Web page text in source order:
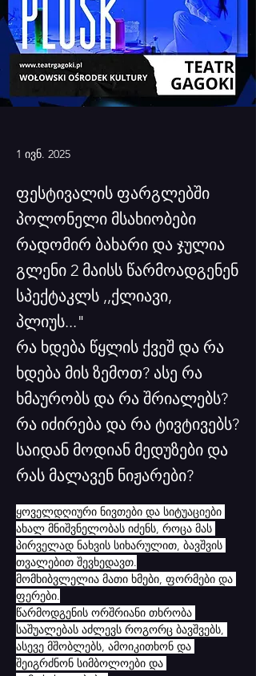
1 ივნ. 2025
ფესტივალის ფარგლებში
პოლონელი მსახიობები
რადომირ ბახარი და ჯულია
გლენი 2 მაისს წარმოადგენენ
სპექტაკლს ,,ქლიავი,
პლიუს..."
რა ხდება წყლის ქვეშ და რა
ხდება მის ზემოთ? ასე რა
ხმაურობს და რა შრიალებს?
რა იძირება და რა ტივტივებს?
საიდან მოდიან მედუზები და
რას მალავენ ნიჟარები?
ყოველდღიური ნივთები და სიტუაციები
ახალ მნიშვნელობას იძენს, როცა მას
პირველად ნახვის სიხარულით, ბავშვის
თვალებით შევხედავთ.
მომხიბვლელია მათი ხმები, ფორმები და
ფერები.
წარმოდგენის ორშრიანი თხრობა
საშუალებას აძლევს როგორც ბავშვებს,
ასევე მშობლებს, ამოიკითხონ და
შეიგრძნონ სიმბოლოები და